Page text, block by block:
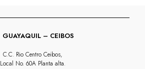
GUAYAQUIL – CEIBOS
C.C. Rio Centro Ceibos,
Local No. 60A Planta alta.